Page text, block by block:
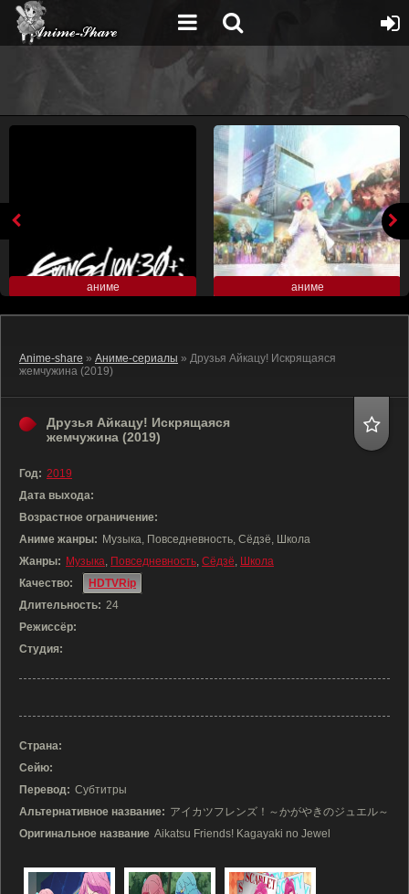
аниме аниме
Anime-share » Аниме-сериалы » Друзья Айкацу! Искрящаяся
жемчужина (2019)
Друзья Айкацу! Искрящаяся
жемчужина (2019)
Год: 2019
Дата выхода:
Возрастное ограничение:
Аниме жанры: Музыка, Повседневность, Сёдзё, Школа
Жанры: Музыка, Повседневность, Сёдзё, Школа
Качество:
HDTVRip
Длительность: 24
Режиссёр:
Студия:
Страна:
Сейю:
Перевод: Субтитры
Альтернативное название: アイカツフレンズ！～かがやきのジュエル～
Оригинальное название Aikatsu Friends! Kagayaki no Jewel